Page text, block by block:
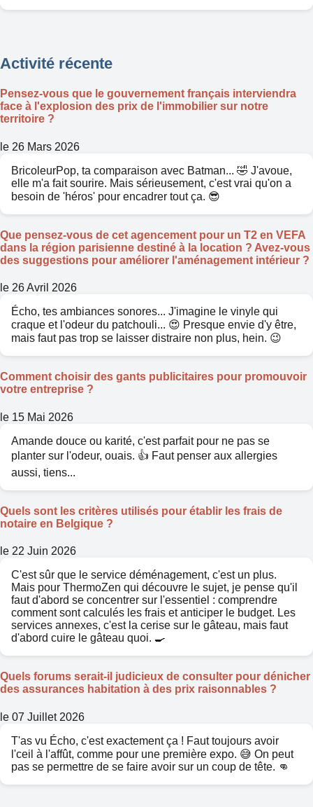
Activité récente
Pensez-vous que le gouvernement français interviendra
face à l'explosion des prix de l'immobilier sur notre
territoire ?
le 26 Mars 2026
BricoleurPop, ta comparaison avec Batman... 🤣 J'avoue,
elle m'a fait sourire. Mais sérieusement, c'est vrai qu'on a
besoin de 'héros' pour encadrer tout ça. 😎
Que pensez-vous de cet agencement pour un T2 en VEFA
dans la région parisienne destiné à la location ? Avez-vous
des suggestions pour améliorer l'aménagement intérieur ?
le 26 Avril 2026
Écho, tes ambiances sonores... J'imagine le vinyle qui
craque et l'odeur du patchouli... 😍 Presque envie d'y être,
mais faut pas trop se laisser distraire non plus, hein. 😉
Comment choisir des gants publicitaires pour promouvoir
votre entreprise ?
le 15 Mai 2026
Amande douce ou karité, c'est parfait pour ne pas se
planter sur l'odeur, ouais. 👍 Faut penser aux allergies
aussi, tiens...
Quels sont les critères utilisés pour établir les frais de
notaire en Belgique ?
le 22 Juin 2026
C'est sûr que le service déménagement, c'est un plus.
Mais pour ThermoZen qui découvre le sujet, je pense qu'il
faut d'abord se concentrer sur l'essentiel : comprendre
comment sont calculés les frais et anticiper le budget. Les
services annexes, c'est la cerise sur le gâteau, mais faut
d'abord cuire le gâteau quoi. 🍳
Quels forums serait-il judicieux de consulter pour dénicher
des assurances habitation à des prix raisonnables ?
le 07 Juillet 2026
T'as vu Écho, c'est exactement ça ! Faut toujours avoir
l'ceil à l'affût, comme pour une première expo. 😅 On peut
pas se permettre de se faire avoir sur un coup de tête. 👊